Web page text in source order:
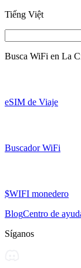
Tiếng Việt
Busca WiFi en La
eSIM de Viaje
Buscador WiFi
$WIFI monedero
BlogCentro de
Síganos